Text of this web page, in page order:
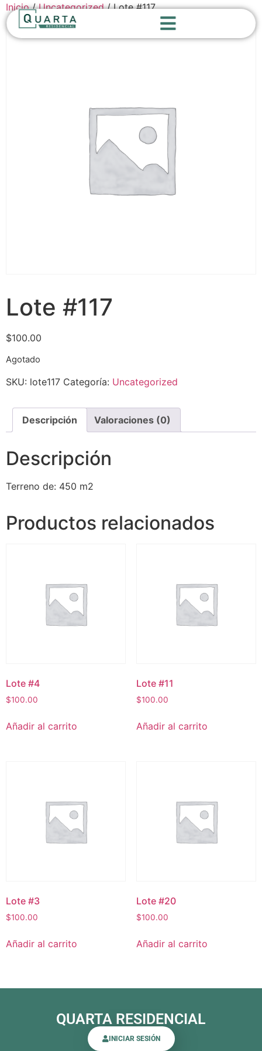
Inicio/Uncategorized/ Lote #117
Lote #117
$100.00
Agotado
SKU: lote117 Categoría: Uncategorized
Descripción Valoraciones (0)
Descripción
Terreno de: 450 m2
Productos relacionados
Lote #4
$100.00
Añadir al carrito
Lote #11
$100.00
Añadir al carrito
Lote #3
$100.00
Añadir al carrito
Lote #20
$100.00
Añadir al carrito
QUARTA RESIDENCIAL
INICIAR SESIÓN